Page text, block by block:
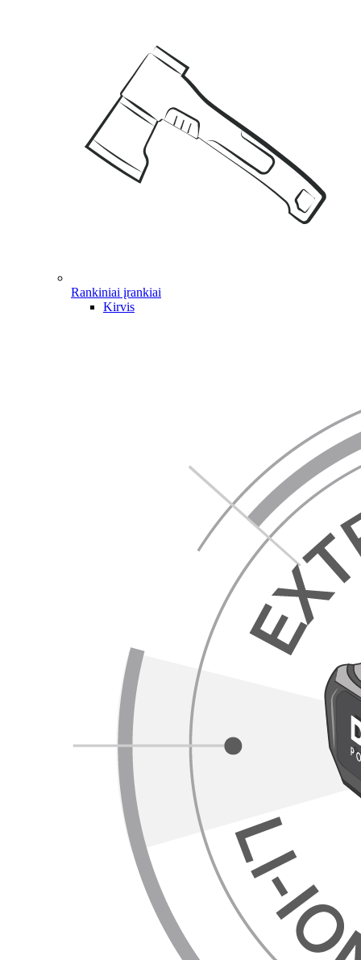
Rankiniai įrankiai
Kirvis